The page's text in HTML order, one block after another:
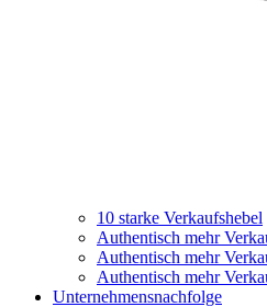
10 starke Verkaufshebel
Authentisch mehr
Authentisch mehr
Authentisch mehr
Unternehmensnachfolge